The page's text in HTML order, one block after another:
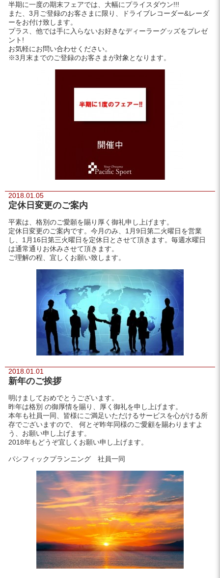
半期に一度の期末フェアでは、大幅にプライスダウン!!!
また、3月ご登録のお客さまに限り、ドライブレコーダー&レーダ
ーをお付け致します。
プラス、他では手に入らないお好きなディーラーグッズをプレゼ
ント!
お気軽にお問い合わせください。
※3月末までのご登録のお客さまが対象となります。
2018.01.05
定休日変更のご案内
平素は、格別のご愛願を賜り厚く御礼申し上げます。
定休日変更のご案内です。今月のみ、1月9日第二火曜日を営業
し、1月16日第三火曜日を定休日とさせて頂きます。毎週水曜日
は通常通りお休みさせて頂きます。
ご理解の程、宜しくお願い致します。
2018.01.01
新年のご挨拶
明けましておめでとうございます。
昨年は格別 の御厚情を賜り、厚く御礼を申し上げます。
本年も社員一同、皆様にご満足いただけるサービスを心がける所
存でございますので、 何とぞ昨年同様のご愛顧を賜わりますよ
う、お願い申し上げます。
2018年もどうぞ宜しくお願い申し上げます。
パシフィックプランニング 社員一同